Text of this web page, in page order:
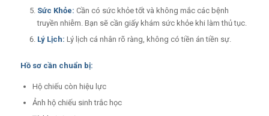
Sức Khỏe: Cần có sức khỏe tốt và không mắc các bệnh
truyền nhiễm. Bạn sẽ cần giấy khám sức khỏe khi làm thủ tục.
Lý Lịch: Lý lịch cá nhân rõ ràng, không có tiền án tiền sự.
Hồ sơ cần chuẩn bị:
Hộ chiếu còn hiệu lực
Ảnh hộ chiếu sinh trắc học